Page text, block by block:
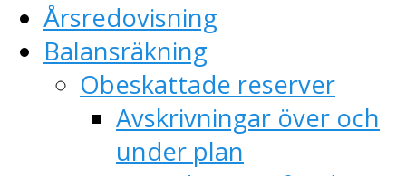
Årsredovisning
Balansräkning
Obeskattade reserver
Avskrivningar över och
under plan